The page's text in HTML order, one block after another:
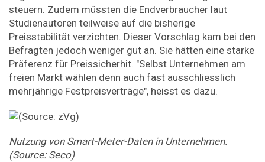
steuern. Zudem müssten die Endverbraucher laut
Studienautoren teilweise auf die bisherige
Preisstabilität verzichten. Dieser Vorschlag kam bei den
Befragten jedoch weniger gut an. Sie hätten eine starke
Präferenz für Preissicherhit. "Selbst Unternehmen am
freien Markt wählen denn auch fast ausschliesslich
mehrjährige Festpreisverträge", heisst es dazu.
Nutzung von Smart-Meter-Daten in Unternehmen.
(Source: Seco)